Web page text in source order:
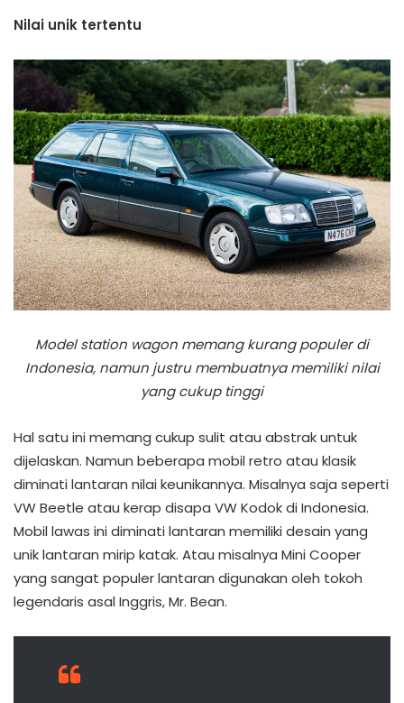
Nilai unik tertentu
Model station wagon memang kurang populer di
Indonesia, namun justru membuatnya memiliki nilai
yang cukup tinggi
Hal satu ini memang cukup sulit atau abstrak untuk
dijelaskan. Namun beberapa mobil retro atau klasik
diminati lantaran nilai keunikannya. Misalnya saja seperti
VW Beetle atau kerap disapa VW Kodok di Indonesia.
Mobil lawas ini diminati lantaran memiliki desain yang
unik lantaran mirip katak. Atau misalnya Mini Cooper
yang sangat populer lantaran digunakan oleh tokoh
legendaris asal Inggris, Mr. Bean.